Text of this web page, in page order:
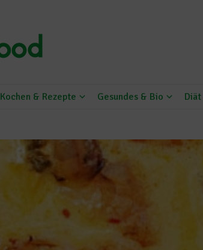
Kochen & Rezepte Gesundes & Bio